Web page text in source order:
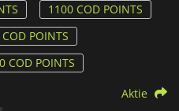
1100 COD POINTS
POINTS
COD POINTS
Aktie